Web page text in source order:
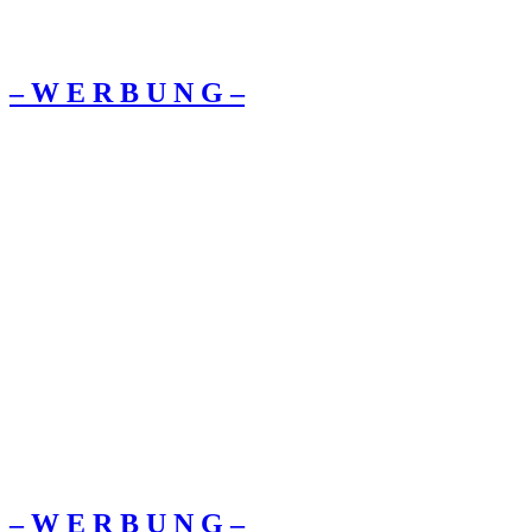
– W Ε R Β U Ν G –
– W Ε R Β U Ν G –